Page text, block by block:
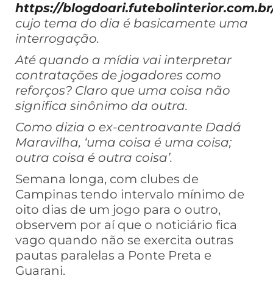
https://
cujo tema do dia é basicamente uma
interrogação.
Até quando a mídia vai interpretar
contratações de jogadores como
reforços? Claro que uma coisa não
significa sinônimo da outra.
Como dizia o ex-centroavante Dadá
Maravilha, ‘uma coisa é uma coisa;
outra coisa é outra coisa’.
Semana longa, com clubes de
Campinas tendo intervalo mínimo de
oito dias de um jogo para o outro,
observem por aí que o noticiário fica
vago quando não se exercita outras
pautas paralelas a Ponte Preta e
Guarani.